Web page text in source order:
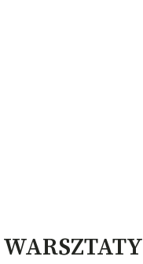
WARSZTATY